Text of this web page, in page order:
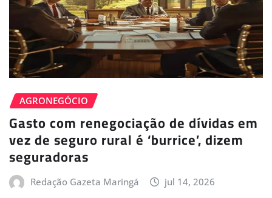
AGRONEGÓCIO
Gasto com renegociação de dívidas em
vez de seguro rural é ‘burrice’, dizem
seguradoras
Redação Gazeta Maringá jul 14, 2026